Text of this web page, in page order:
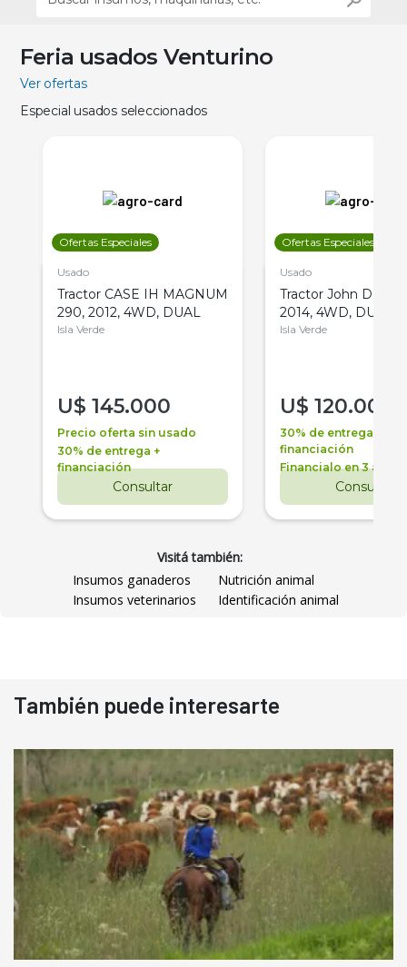
Feria usados Venturino
Ver ofertas
Especial usados seleccionados
Ofertas Especiales
Usado
Tractor CASE IH MAGNUM
290, 2012, 4WD, DUAL
Isla Verde
U$ 145.000
Precio oferta sin usado
30% de entrega +
financiación
Consultar
Ofertas Especiales
Usado
Tractor John Deere
2014, 4WD, DUAL
Isla Verde
U$ 120.000
30% de entrega +
financiación
Financialo en 3 años
Consultar
Visitá también:
Insumos ganaderos
Nutrición animal
Insumos veterinarios
Identificación animal
También puede interesarte